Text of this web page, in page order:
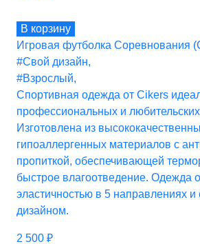
В корзину
Игровая футболка Соревнования
#Свой дизайн,
#Взрослый,
Спортивная одежда от Cikers
профессиональных и
Изготовлена из
гипоаллергенных материалов с
пропиткой, обеспечивающей
быстрое влагоотведение. Одежда
эластичностью в 5 направлениях и
дизайном.
2 500 ₽